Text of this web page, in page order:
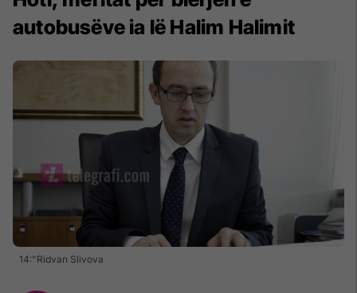
autobusëve ia lë Halim Halimit
14:"Ridvan Slivova